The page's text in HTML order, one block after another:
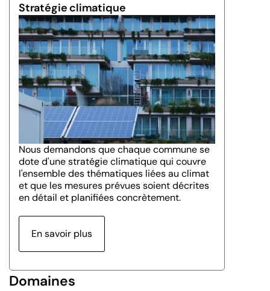
Stratégie climatique
Nous demandons que chaque commune se
dote d'une stratégie climatique qui couvre
l'ensemble des thématiques liées au climat
et que les mesures prévues soient décrites
en détail et planifiées concrètement.
En savoir plus
Domaines